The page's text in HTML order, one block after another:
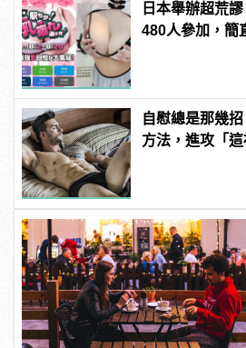
日本舉辦超荒
480人參加，簡
自慰總是那幾
方法，進攻「